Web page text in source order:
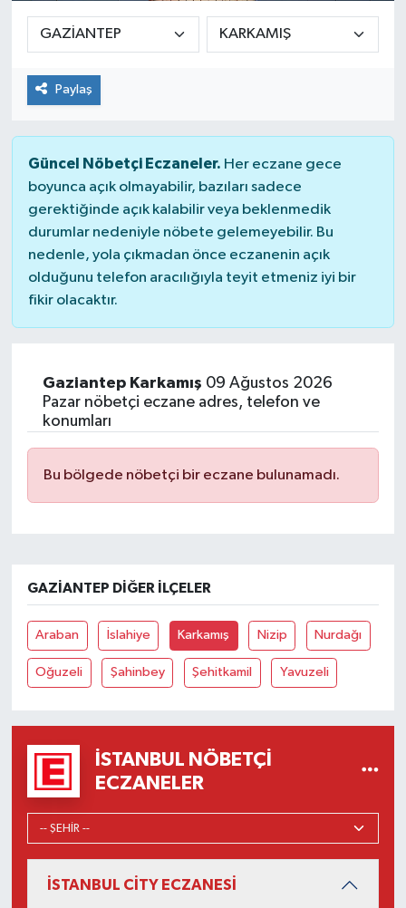
Paylaş
Güncel Nöbetçi Eczaneler. Her eczane gece
boyunca açık olmayabilir, bazıları sadece
gerektiğinde açık kalabilir veya beklenmedik
durumlar nedeniyle nöbete gelemeyebilir. Bu
nedenle, yola çıkmadan önce eczanenin açık
olduğunu telefon aracılığıyla teyit etmeniz iyi bir
fikir olacaktır.
Gaziantep Karkamış 09 Ağustos 2026
Pazar nöbetçi eczane adres, telefon ve
konumları
Bu bölgede nöbetçi bir eczane bulunamadı.
GAZIANTEP DIĞER İLÇELER
Araban İslahiye Karkamış Nizip Nurdağı
Oğuzeli Şahinbey Şehitkamil Yavuzeli
İSTANBUL NÖBETÇI
ECZANELER
İSTANBUL CİTY ECZANESİ